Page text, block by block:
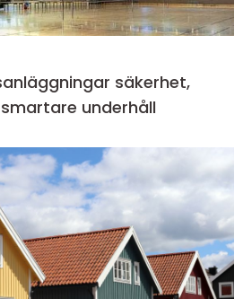
säkerhet,
underhåll